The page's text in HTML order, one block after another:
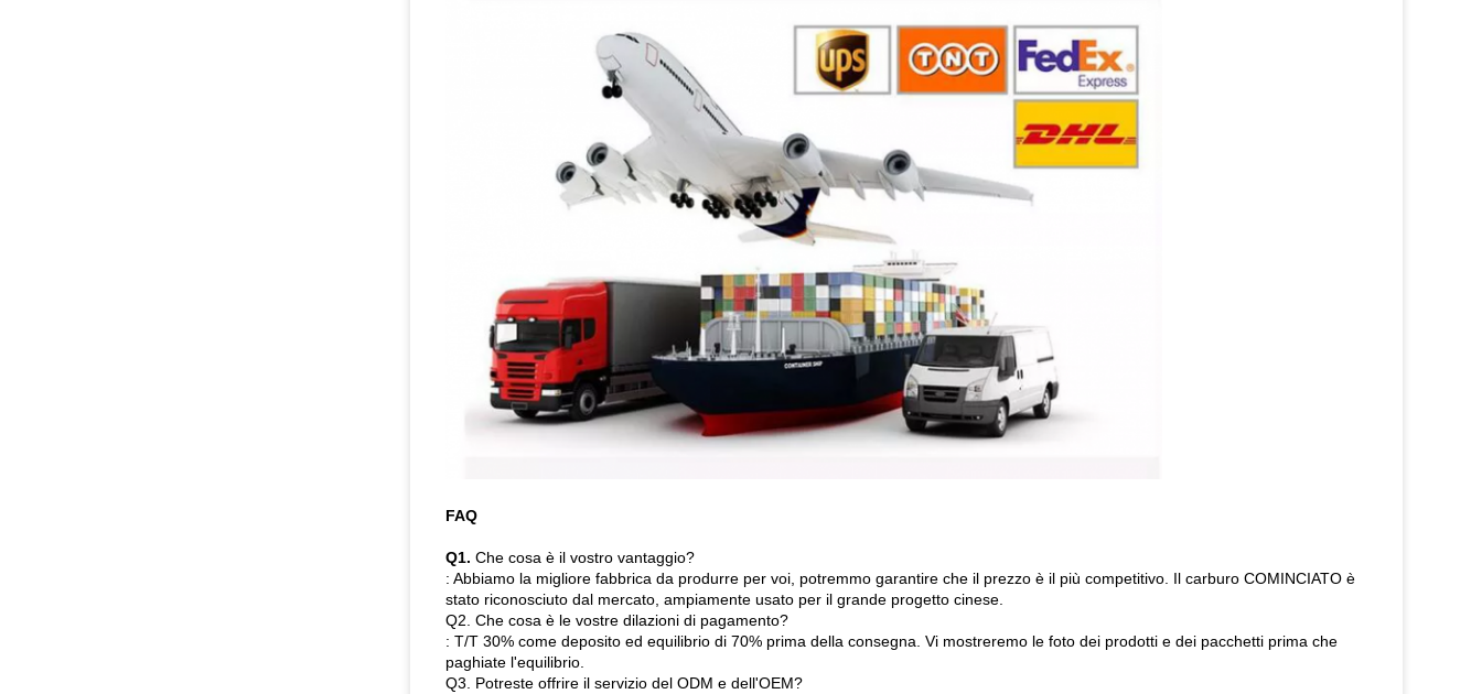
FAQ
Q1. Che cosa è il vostro vantaggio?
: Abbiamo la migliore fabbrica da produrre per voi, potremmo garantire che il prezzo è il più competitivo. Il carburo COMINCIATO è
stato riconosciuto dal mercato, ampiamente usato per il grande progetto cinese.
Q2. Che cosa è le vostre dilazioni di pagamento?
: T/T 30% come deposito ed equilibrio di 70% prima della consegna. Vi mostreremo le foto dei prodotti e dei pacchetti prima che
paghiate l'equilibrio.
Q3. Potreste offrire il servizio del ODM e dell'OEM?